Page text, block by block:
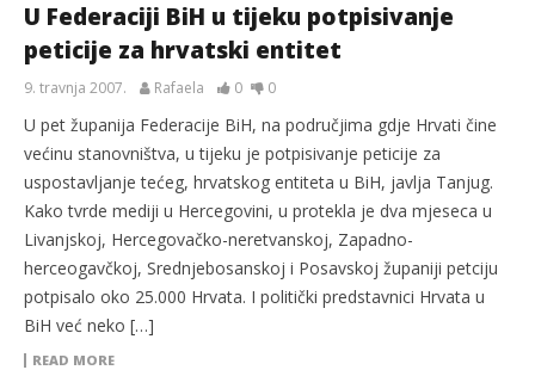
U Federaciji BiH u tijeku potpisivanje
peticije za hrvatski entitet
9. travnja 2007. Rafaela 0 0
U pet županija Federacije BiH, na područjima gdje Hrvati čine
većinu stanovništva, u tijeku je potpisivanje peticije za
uspostavljanje tećeg, hrvatskog entiteta u BiH, javlja Tanjug.
Kako tvrde mediji u Hercegovini, u protekla je dva mjeseca u
Livanjskoj, Hercegovačko-neretvanskoj, Zapadno-
herceogavčkoj, Srednjebosanskoj i Posavskoj županiji petciju
potpisalo oko 25.000 Hrvata. I politički predstavnici Hrvata u
BiH već neko […]
READ MORE